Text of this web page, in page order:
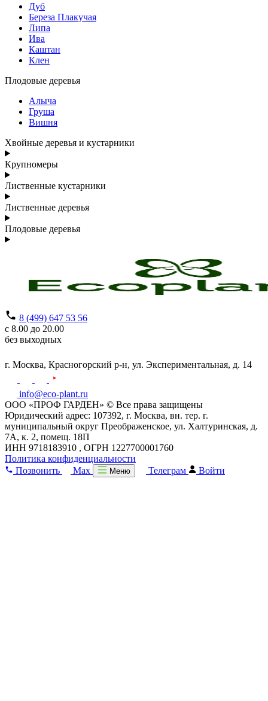
Дуб
Береза Плакучая
Липа
Ива
Каштан
Клен
Плодовые деревья
Алыча
Груша
Вишня
Хвойные деревья и кустарники
Крупномеры
Лиственные кустарники
Лиственные деревья
Плодовые деревья
8 (499) 647 53 56
с 8.00 до 20.00
без выходных
г. Москва, Красногорский р-н, ул. Экспериментальная, д. 14
info@eco-plant.ru
ООО «ПРОФ ГАРДЕН» © Все права защищены
Юридический адрес: 107392, г. Москва, вн. тер. г.
муниципальный округ Преображенское, ул. Халтуринская, д.
7А, к. 2, помещ. 18П
ИНН 9718183910 , ОГРН 1227700001760
Политика конфиденциальности
Позвонить
Max Меню Телеграм Войти